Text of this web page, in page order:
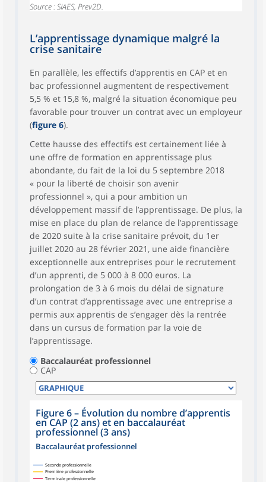
Source : SIAES, Prev2D.
L’apprentissage dynamique malgré la
crise sanitaire
En parallèle, les effectifs d’apprentis en CAP et en
bac professionnel augmentent de respectivement
5,5 % et 15,8 %, malgré la situation économique peu
favorable pour trouver un contrat avec un employeur
(figure 6).
Cette hausse des effectifs est certainement liée à
une offre de formation en apprentissage plus
abondante, du fait de la loi du 5 septembre 2018
« pour la liberté de choisir son avenir
professionnel », qui a pour ambition un
développement massif de l’apprentissage. De plus, la
mise en place du plan de relance de l’apprentissage
de 2020 suite à la crise sanitaire prévoit, du 1er
juillet 2020 au 28 février 2021, une aide financière
exceptionnelle aux entreprises pour le recrutement
d’un apprenti, de 5 000 à 8 000 euros. La
prolongation de 3 à 6 mois du délai de signature
d’un contrat d’apprentissage avec une entreprise a
permis aux apprentis de s’engager dès la rentrée
dans un cursus de formation par la voie de
l’apprentissage.
Baccalauréat professionnel
CAP
Figure 6– Évolution du nombre d’apprentis
en CAP (2 ans) et en baccalauréat
professionnel (3 ans)
Baccalauréat professionnel
Seconde professionnelle
Première professionnelle
Terminale professionnelle